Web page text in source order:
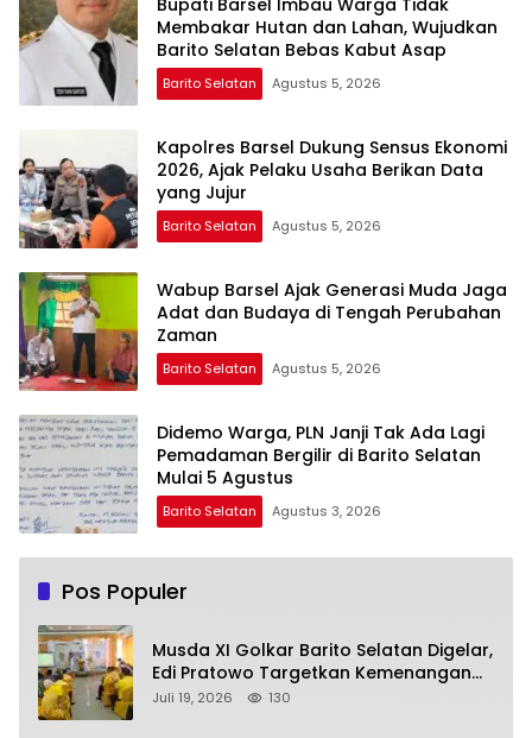
Membakar Hutan dan Lahan, Wujudkan
Barito Selatan Bebas Kabut Asap
Barito Selatan Agustus 5, 2026
Kapolres Barsel Dukung Sensus Ekonomi
2026, Ajak Pelaku Usaha Berikan Data
yang Jujur
Barito Selatan Agustus 5, 2026
Wabup Barsel Ajak Generasi Muda Jaga
Adat dan Budaya di Tengah Perubahan
Zaman
Barito Selatan Agustus 5, 2026
Didemo Warga, PLN Janji Tak Ada Lagi
Pemadaman Bergilir di Barito Selatan
Mulai 5 Agustus
Barito Selatan Agustus 3, 2026
Pos Populer
Musda XI Golkar Barito Selatan Digelar,
Edi Pratowo Targetkan Kemenangan
Partai pada Pemilu Mendatang
Juli 19, 2026 130